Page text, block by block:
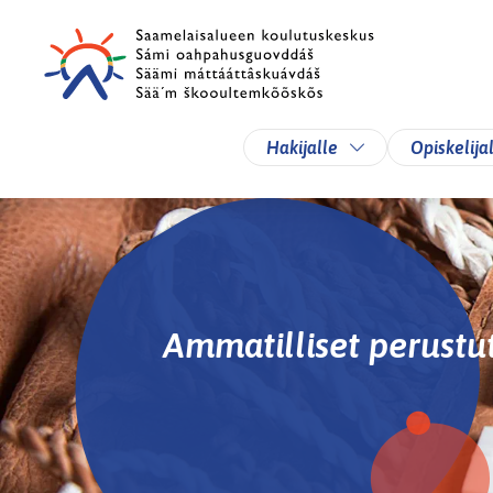
Siirry pääsisältöön Siirry päävalikkoon
Hakijalle Vaihda
Ammatilliset